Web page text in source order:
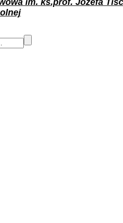
im. ks.prof. Józefa